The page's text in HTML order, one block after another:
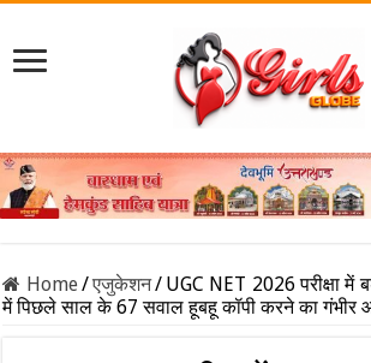
Home/एजुकेशन/ UGC NET 2026 परीक्षा में
में पिछले साल के 67 सवाल हूबहू कॉपी करने का गंभीर